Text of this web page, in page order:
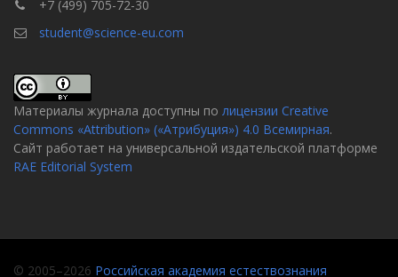
+7 (499) 705-72-30
student@science-eu.com
Материалы журнала доступны по лицензии Creative
Commons «Attribution» («Атрибуция») 4.0 Всемирная.
Сайт работает на универсальной издательской платформе
RAE Editorial System
© 2005–2026 Российская академия естествознания